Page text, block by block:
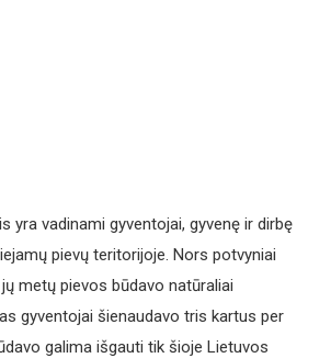
yra vadinami gyventojai, gyvenę ir dirbę
pievų teritorijoje. Nors potvyniai
metų pievos būdavo natūraliai
gyventojai šienaudavo tris kartus per
galima išgauti tik šioje Lietuvos